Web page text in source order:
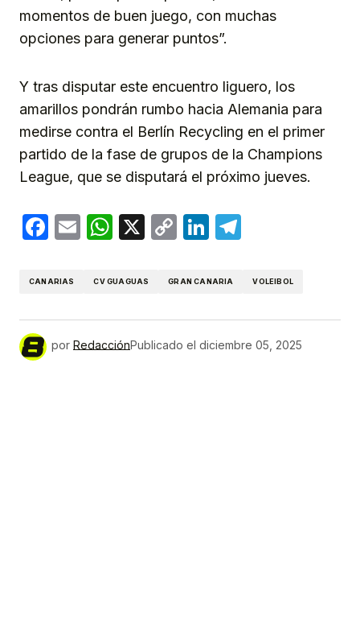
momentos de buen juego, con muchas
opciones para generar puntos”.
Y tras disputar este encuentro liguero, los
amarillos pondrán rumbo hacia Alemania para
medirse contra el Berlín Recycling en el primer
partido de la fase de grupos de la Champions
League, que se disputará el próximo jueves.
Facebook
EmailWhatsApp
X
CopyLinkedIn
CANARIAS CV GUAGUAS GRAN CANARIA VOLEIBOL
por RedacciónPublicado el diciembre 05, 2025